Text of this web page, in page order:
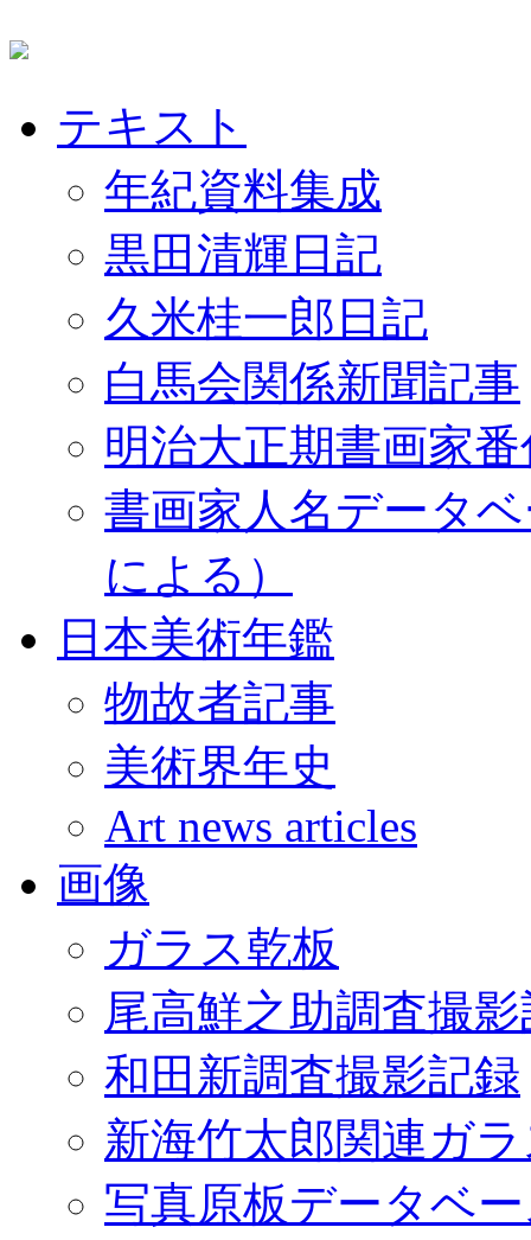
テキスト
年紀資料集成
黒田清輝日記
久米桂一郎日記
白馬会関係新聞記事
明治大正期書画家
書画家人名データ
による）
日本美術年鑑
物故者記事
美術界年史
Art news articles
画像
ガラス乾板
尾高鮮之助調査撮
和田新調査撮影記録
新海竹太郎関連ガ
写真原板データベ